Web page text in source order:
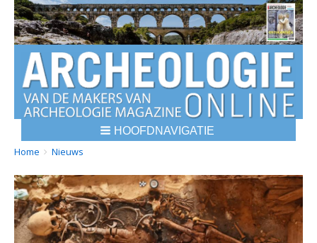
HOOFDNAVIGATIE
BREADCRUMBS
YOU
HERE:
Home Nieuws